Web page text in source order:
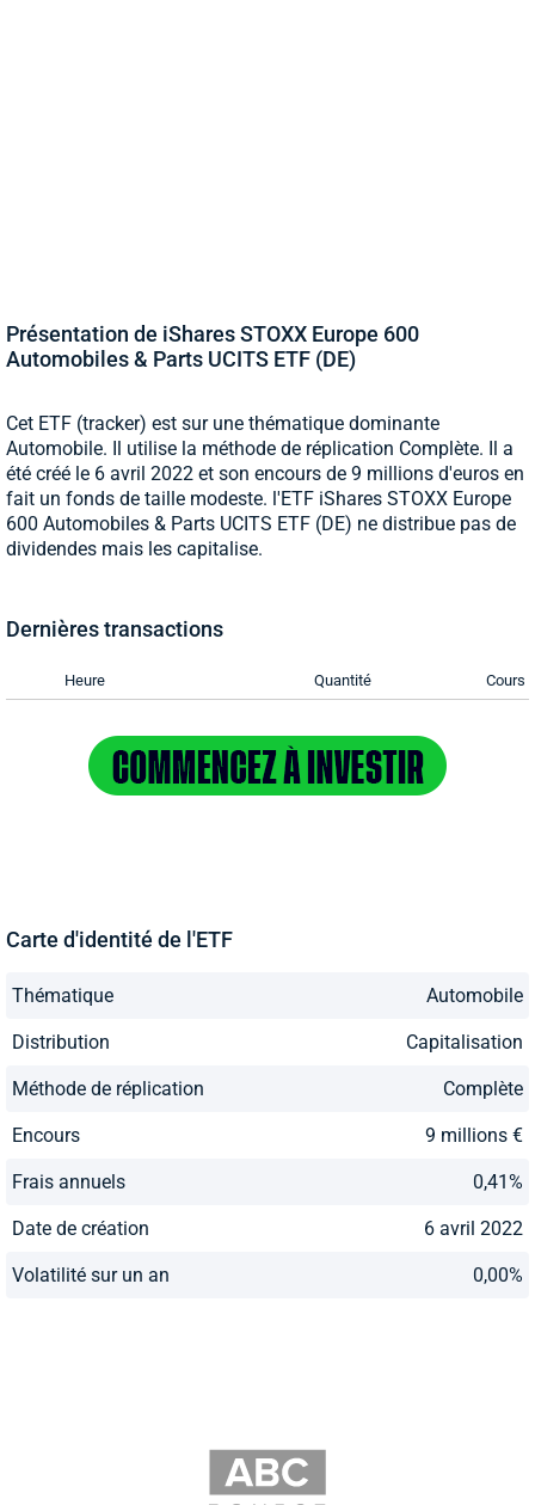
Présentation de iShares STOXX Europe 600
Automobiles & Parts UCITS ETF (DE)
Cet ETF (tracker) est sur une thématique dominante
Automobile. Il utilise la méthode de réplication Complète. Il a
été créé le 6 avril 2022 et son encours de 9 millions d'euros en
fait un fonds de taille modeste. l'ETF iShares STOXX Europe
600 Automobiles & Parts UCITS ETF (DE) ne distribue pas de
dividendes mais les capitalise.
Dernières transactions
Heure Quantité Cours
Carte d'identité de l'ETF
Thématique Automobile
Distribution Capitalisation
Méthode de réplication Complète
Encours 9 millions €
Frais annuels 0,41%
Date de création 6 avril 2022
Volatilité sur un an 0,00%